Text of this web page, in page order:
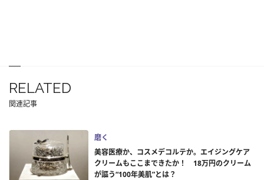
RELATED
関連記事
磨く
美容医療か、コスメデコルテか。エイジングケア
クリームもここまできたか！ 18万円のクリーム
が謳う“100年美肌”とは？